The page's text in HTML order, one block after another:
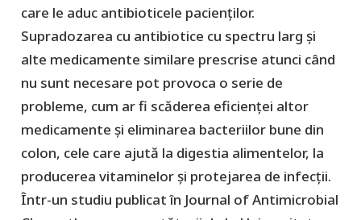
care le aduc antibioticele pacienților.
Supradozarea cu antibiotice cu spectru larg și
alte medicamente similare prescrise atunci când
nu sunt necesare pot provoca o serie de
probleme, cum ar fi scăderea eficienței altor
medicamente și eliminarea bacteriilor bune din
colon, cele care ajută la digestia alimentelor, la
producerea vitaminelor și protejarea de infecții.
Într-un studiu publicat în Journal of Antimicrobial